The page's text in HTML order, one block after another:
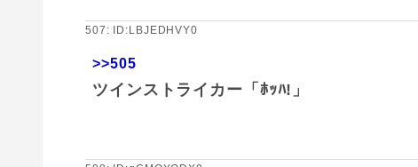
507: ID:LBJEDHVY0
>>505
ツインストライカー「ﾎｯﾊ!」